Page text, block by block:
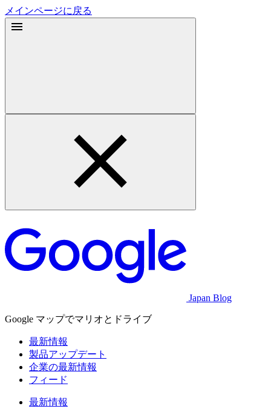
メインページに戻る
Japan Blog
Google マップでマリオとドライブ
最新情報
製品アップデート
企業の最新情報
フィード
最新情報